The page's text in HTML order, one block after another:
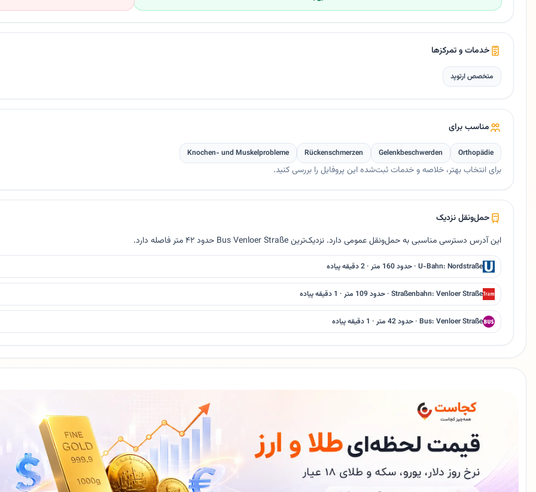
خدمات و تمرکزها
متخصص ارتوپد
مناسب برای
Orthopädie
Gelenkbeschwerden
Rückenschmerzen
Knochen- und Muskelprobleme
برای انتخاب بهتر، خلاصه و خدمات ثبت‌شده این پروفایل را بررسی کنید.
حمل‌ونقل نزدیک
این آدرس دسترسی مناسبی به حمل‌ونقل عمومی دارد. نزدیک‌ترین Bus Venloer Straße حدود ۴۲ متر فاصله دارد.
U-Bahn: Nordstraße · حدود 160 متر · 2 دقیقه پیاده
Straßenbahn: Venloer Straße · حدود 109 متر · 1 دقیقه پیاده
Bus: Venloer Straße · حدود 42 متر · 1 دقیقه پیاده